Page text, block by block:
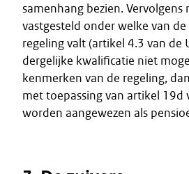
samenhang bezien.
vastgesteld onder welke van de
regeling valt (artikel 4.3 van de
dergelijke kwalificatie niet
kenmerken van de regeling,
met toepassing van artikel 19d
worden aangewezen als